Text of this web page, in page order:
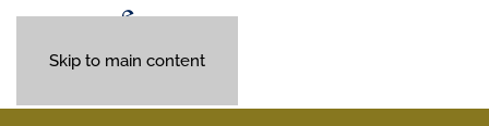
Skip to main content